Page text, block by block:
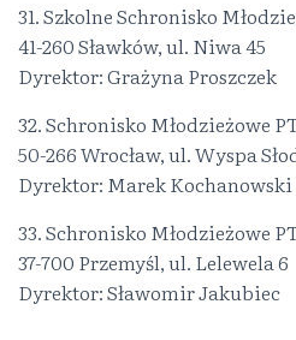
31. Szkolne Schronisko
41-260 Sławków, ul. Niwa 45
Dyrektor: Grażyna Proszczek
32. Schronisko Młodzieżowe
50-266 Wrocław, ul. Wyspa
Dyrektor: Marek Kochanowski
33. Schronisko Młodzieżowe
37-700 Przemyśl, ul. Lelewela 6
Dyrektor: Sławomir Jakubiec